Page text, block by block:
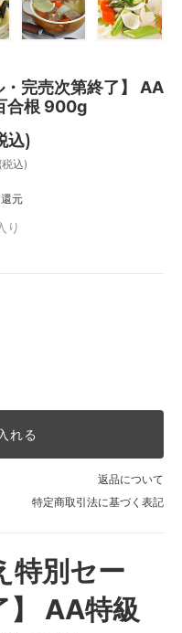
・完売次第終了】 AA
合根 900g
込)
込)
元
り
れる
返品について
特定商取引法に基づく表記
特別セー
】 AA特級